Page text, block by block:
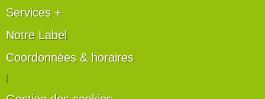
Services +
Notre Label
Coordonnées & horaires